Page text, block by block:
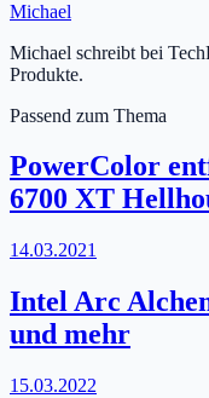
Michael
Michael schreibt bei
Produkte.
Passend zum Thema
PowerColor
6700 XT
14.03.2021
Intel Arc
und mehr
15.03.2022